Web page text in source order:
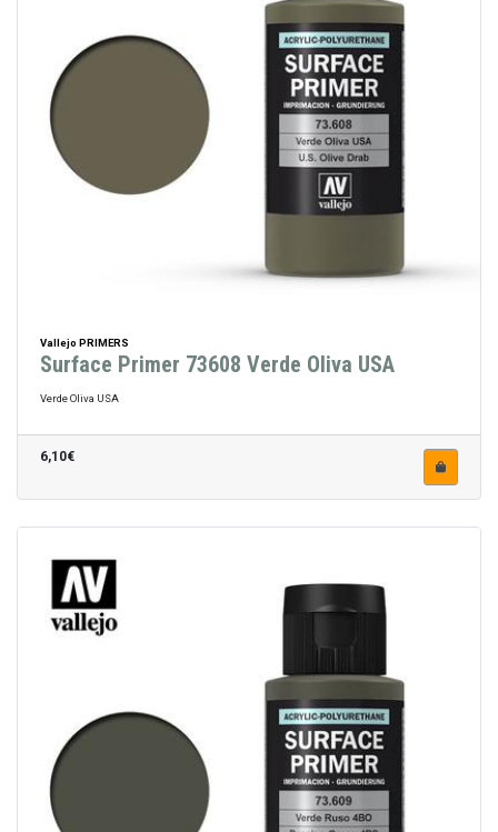
Vallejo PRIMERS
Surface Primer 73608 Verde Oliva USA
Verde Oliva USA
6,10€